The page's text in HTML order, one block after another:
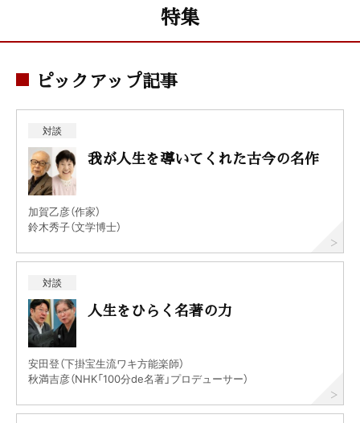
特集
ピックアップ記事
対談
我が人生を導いてくれた古今の名作
加賀乙彦（作家）
鈴木秀子（文学博士）
対談
人生をひらく名著の力
安田登（下掛宝生流ワキ方能楽師）
秋満吉彦（NHK「100分de名著」プロデューサー）